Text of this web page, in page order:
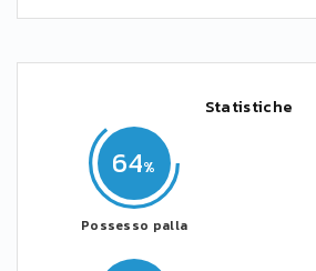
Statistiche
64
Possesso palla